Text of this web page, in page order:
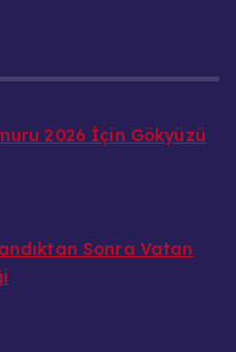
2026 İçin Gökyüzü
Sonra Vatan